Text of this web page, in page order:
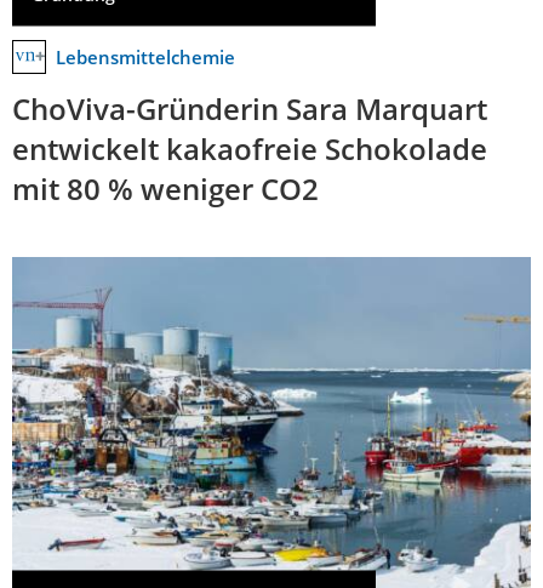
Lebensmittelchemie
ChoViva-Gründerin Sara Marquart
entwickelt kakaofreie Schokolade
mit 80 % weniger CO2